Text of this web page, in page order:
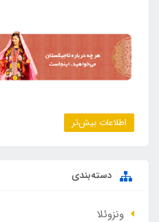
اطلاعات بیش‌تر
دسته‌بندی
ونزوئلا